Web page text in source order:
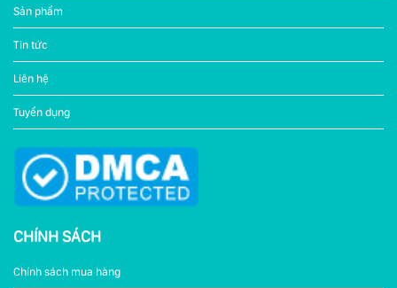
Sản phẩm
Tin tức
Liên hệ
Tuyển dụng
CHÍNH SÁCH
Chính sách mua hàng